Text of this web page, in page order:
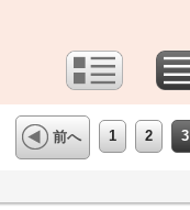
前へ 1 2 3